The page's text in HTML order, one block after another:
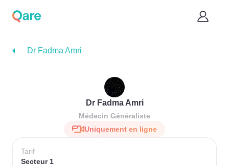
Dr Fadma Amri
Dr Fadma Amri
Médecin Généraliste
Uniquement en ligne
Tarif
Secteur 1